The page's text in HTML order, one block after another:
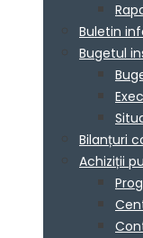
Buletin
Bugetul
Bilanțuri
Achiziții